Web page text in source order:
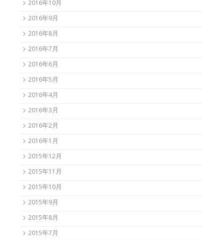
2016年10月
2016年9月
2016年8月
2016年7月
2016年6月
2016年5月
2016年4月
2016年3月
2016年2月
2016年1月
2015年12月
2015年11月
2015年10月
2015年9月
2015年8月
2015年7月